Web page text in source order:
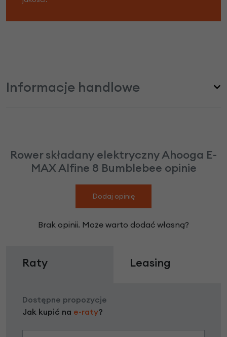
Informacje handlowe
Rower składany elektryczny Ahooga E-
MAX Alfine 8 Bumblebee opinie
Dodaj opinię
Brak opinii. Może warto dodać własną?
Raty Leasing
Dostępne propozycje
Jak kupić na e-raty?